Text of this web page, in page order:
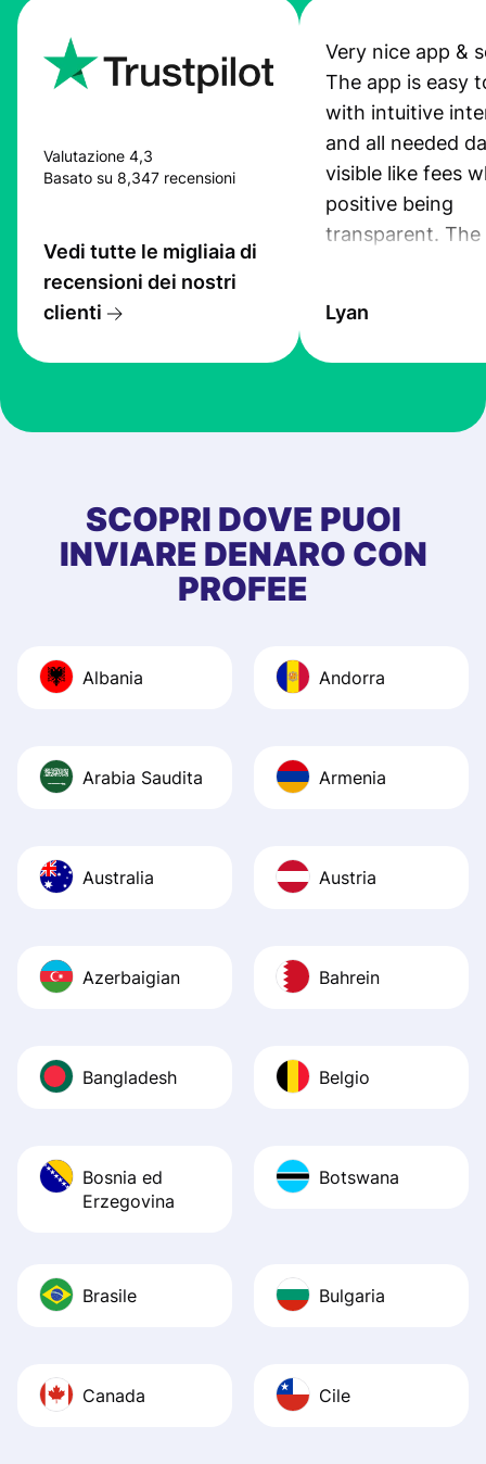
Valutazione 4,3
Basato su 8,347 recensioni
Vedi tutte le migliaia di
recensioni dei nostri
clienti
Very nice app &
The app is easy
with intuitive
and all needed
visible like fees
positive being
transparent. The
the exchange
at Profee is very
first started
app, and they
quick to provide
Recommend it!
Lyan
SCOPRI DOVE PUOI
INVIARE DENARO CON
PROFEE
Albania Andorra
Arabia Saudita Armenia
Australia Austria
Azerbaigian Bahrein
Bangladesh Belgio
Bosnia ed
Erzegovina
Botswana
Brasile Bulgaria
Canada Cile